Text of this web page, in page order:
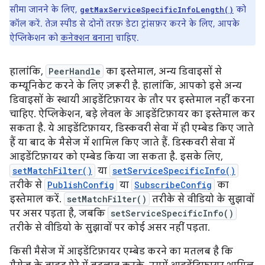
सीमा जानने के लिए, getMaxServiceSpecificInfoLength() को
कॉल करें. तेज़ स्पीड से दोनों तरफ़ डेटा ट्रांसफ़र करने के लिए, आपके
ऐप्लिकेशन को कनेक्शन बनाना चाहिए.
हालांकि, PeerHandle का इस्तेमाल, अन्य डिवाइसों से
कम्यूनिकेट करने के लिए ज़रूरी है. हालांकि, आपको इसे अन्य
डिवाइसों के स्थायी आइडेंटिफ़ायर के तौर पर इस्तेमाल नहीं करना
चाहिए. ऐप्लिकेशन, बड़े लेवल के आइडेंटिफ़ायर का इस्तेमाल कर
सकता है. ये आइडेंटिफ़ायर, डिस्कवरी सेवा में ही एम्बेड किए जाते
हैं या बाद के मैसेज में शामिल किए जाते हैं. डिस्कवरी सेवा में
आइडेंटिफ़ायर को एम्बेड किया जा सकता है. इसके लिए,
setMatchFilter() या setServiceSpecificInfo()
तरीके से PublishConfig या SubscribeConfig का
इस्तेमाल करें. setMatchFilter() तरीके से वीडियो के सुझावों
पर असर पड़ता है, जबकि setServiceSpecificInfo()
तरीके से वीडियो के सुझावों पर कोई असर नहीं पड़ता.
किसी मैसेज में आइडेंटिफ़ायर एम्बेड करने का मतलब है कि